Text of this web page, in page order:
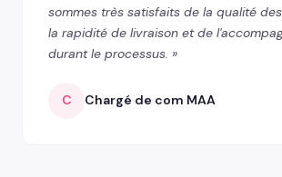
sommes très satisfaits de la qualité
la rapidité de livraison et de
durant le processus. »
C Chargé de com MAA